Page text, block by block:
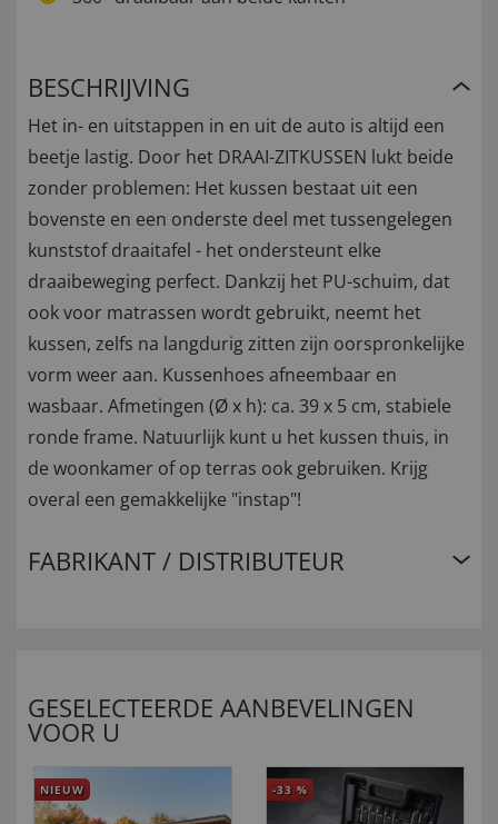
BESCHRIJVING
Het in- en uitstappen in en uit de auto is altijd een
beetje lastig. Door het DRAAI-ZITKUSSEN lukt beide
zonder problemen: Het kussen bestaat uit een
bovenste en een onderste deel met tussengelegen
kunststof draaitafel - het ondersteunt elke
draaibeweging perfect. Dankzij het PU-schuim, dat
ook voor matrassen wordt gebruikt, neemt het
kussen, zelfs na langdurig zitten zijn oorspronkelijke
vorm weer aan. Kussenhoes afneembaar en
wasbaar. Afmetingen (Ø x h): ca. 39 x 5 cm, stabiele
ronde frame. Natuurlijk kunt u het kussen thuis, in
de woonkamer of op terras ook gebruiken. Krijg
overal een gemakkelijke "instap"!
FABRIKANT / DISTRIBUTEUR
GESELECTEERDE AANBEVELINGEN
VOOR U
NIEUW -33 %